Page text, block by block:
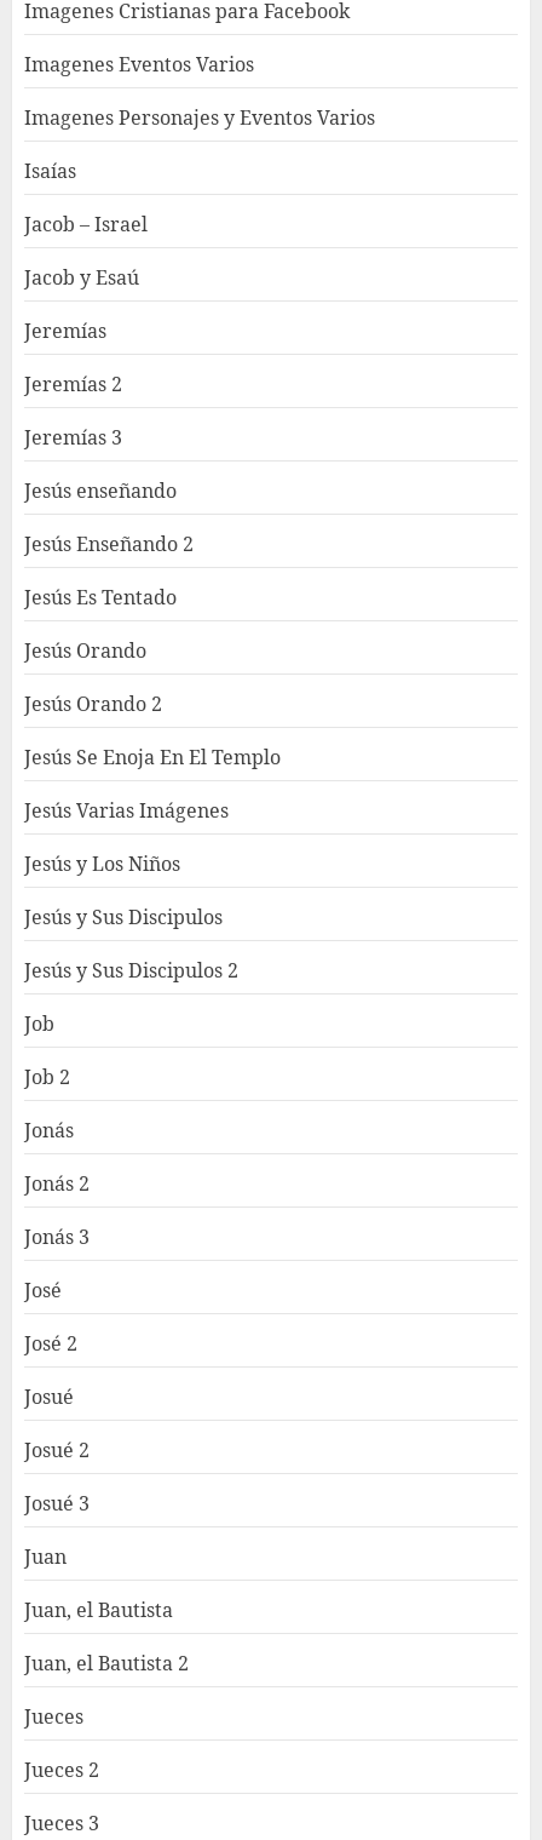
Imagenes Cristianas para Facebook
Imagenes Eventos Varios
Imagenes Personajes y Eventos Varios
Isaías
Jacob – Israel
Jacob y Esaú
Jeremías
Jeremías 2
Jeremías 3
Jesús enseñando
Jesús Enseñando 2
Jesús Es Tentado
Jesús Orando
Jesús Orando 2
Jesús Se Enoja En El Templo
Jesús Varias Imágenes
Jesús y Los Niños
Jesús y Sus Discipulos
Jesús y Sus Discipulos 2
Job
Job 2
Jonás
Jonás 2
Jonás 3
José
José 2
Josué
Josué 2
Josué 3
Juan
Juan, el Bautista
Juan, el Bautista 2
Jueces
Jueces 2
Jueces 3